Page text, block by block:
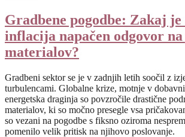
Gradbene pogodbe: Zakaj je
inflacija napačen odgovor
materialov?
Gradbeni sektor se je v zadnjih letih soočil z
turbulencami. Globalne krize, motnje v
energetska draginja so povzročile drastične
materialov, ki so močno presegle vsa
so vezani na pogodbe s fiksno oziroma
pomenilo velik pritisk na njihovo poslovanje.